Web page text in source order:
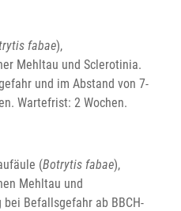
fabae),
Mehltau und Sclerotinia.
und im Abstand von 7-
Wartefrist: 2 Wochen.
(Botrytis fabae),
Mehltau und
Befallsgefahr ab BBCH-